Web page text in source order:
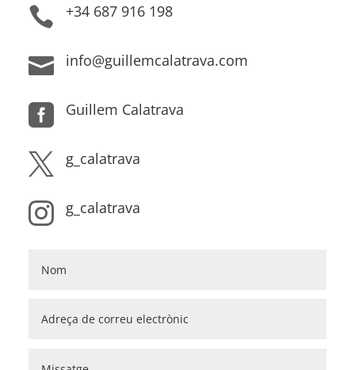
 +34 687 916 198
 info@guillemcalatrava.com
 Guillem Calatrava
 g_calatrava
 g_calatrava